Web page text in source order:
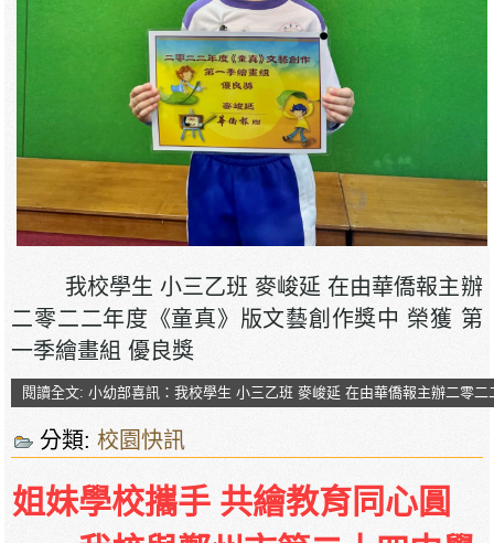
我校學生 小三乙班 麥峻延 在由華僑報主辦
二零二二年度《童真》版文藝創作獎中 榮獲 第
一季繪畫組 優良獎
閱讀全文: 小幼部喜訊：我校學生 小三乙班 麥峻延 在由華僑報主辦二零
分類:校園快訊
姐妹學校攜手 共繪教育同心圓